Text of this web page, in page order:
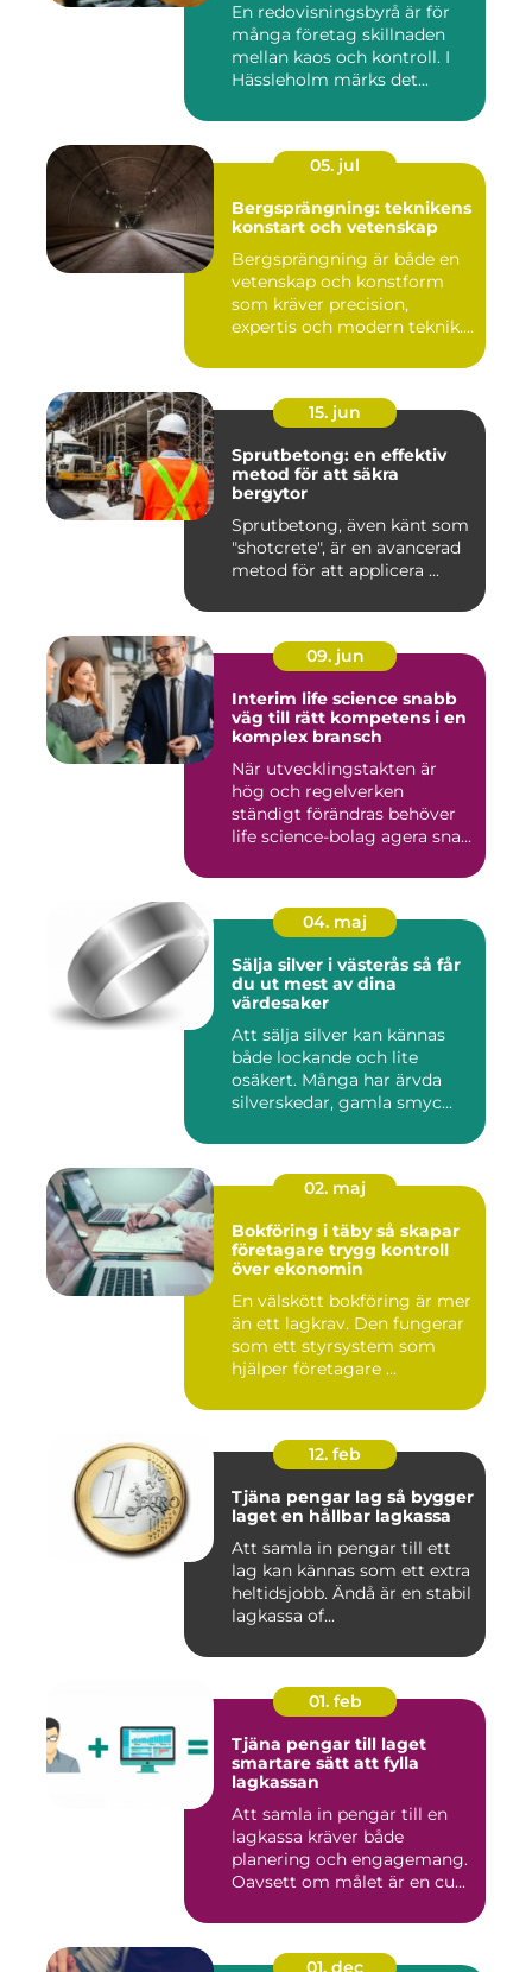
En redovisningsbyrå är för
många företag skillnaden
mellan kaos och kontroll. I
Hässleholm märks det...
05. jul
Bergsprängning: teknikens
konstart och vetenskap
Bergsprängning är både en
vetenskap och konstform
som kräver precision,
expertis och modern teknik.
15. jun
Sprutbetong: en effektiv
metod för att säkra
bergytor
Sprutbetong, även känt som
"shotcrete", är en avancerad
metod för att applicera ...
09. jun
Interim life science snabb
väg till rätt kompetens i en
komplex bransch
När utvecklingstakten är
hög och regelverken
ständigt förändras behöver
life science-bolag agera sna...
04. maj
Sälja silver i västerås så får
du ut mest av dina
värdesaker
Att sälja silver kan kännas
både lockande och lite
osäkert. Många har ärvda
silverskedar, gamla smyc...
02. maj
Bokföring i täby så skapar
företagare trygg kontroll
över ekonomin
En välskött bokföring är mer
än ett lagkrav. Den fungerar
som ett styrsystem som
hjälper företagare ...
12. feb
Tjäna pengar lag så bygger
laget en hållbar lagkassa
Att samla in pengar till ett
lag kan kännas som ett extra
heltidsjobb. Ändå är en stabil
lagkassa of...
01. feb
Tjäna pengar till laget
smartare sätt att fylla
lagkassan
Att samla in pengar till en
lagkassa kräver både
planering och engagemang.
Oavsett om målet är en cu...
01. dec